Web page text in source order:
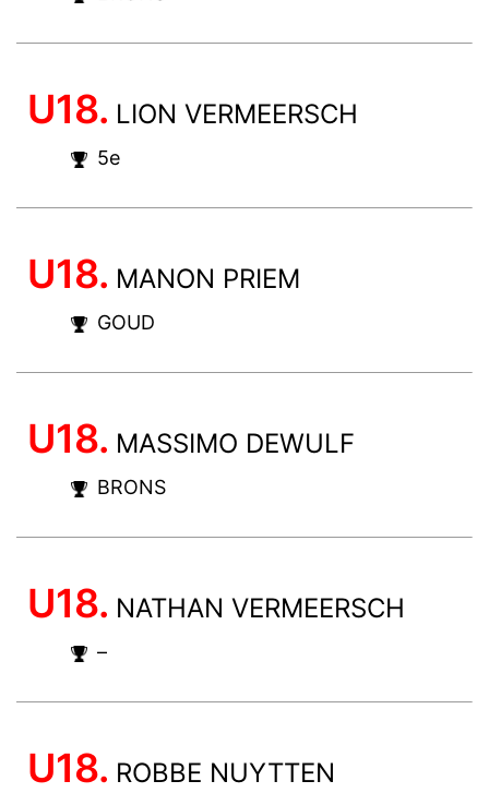
U18. LION VERMEERSCH
5e
U18. MANON PRIEM
GOUD
U18. MASSIMO DEWULF
BRONS
U18. NATHAN VERMEERSCH
–
U18. ROBBE NUYTTEN